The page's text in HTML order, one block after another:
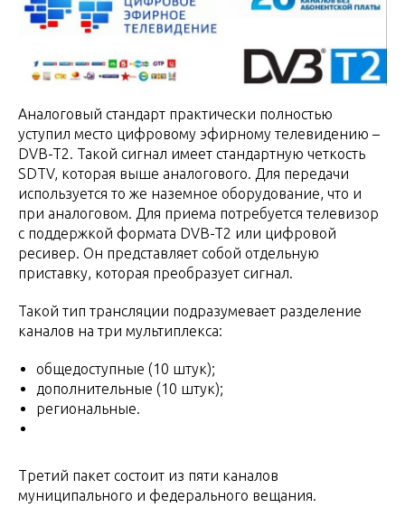
Аналоговый стандарт практически полностью
уступил место цифровому эфирному телевидению –
DVB-T2. Такой сигнал имеет стандартную четкость
SDTV, которая выше аналогового. Для передачи
используется то же наземное оборудование, что и
при аналоговом. Для приема потребуется телевизор
с поддержкой формата DVB-T2 или цифровой
ресивер. Он представляет собой отдельную
приставку, которая преобразует сигнал.
Такой тип трансляции подразумевает разделение
каналов на три мультиплекса:
общедоступные (10 штук);
дополнительные (10 штук);
региональные.
Третий пакет состоит из пяти каналов
муниципального и федерального вещания.